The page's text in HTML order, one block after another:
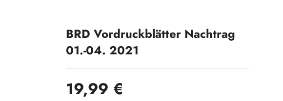
BRD Vordruckblätter Nachtrag
01.-04. 2021
Regulärer Preis:
19,99 €